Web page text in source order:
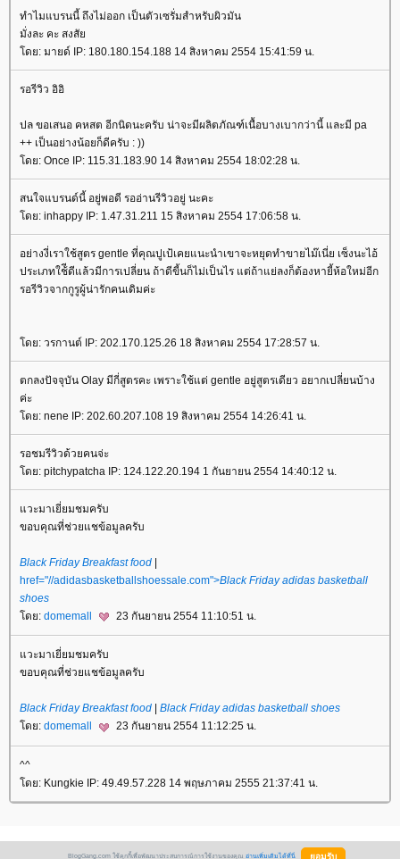
ทำไมแบรนนี้ ถึงไม่ออก เป็นตัวเซรั่มสำหรับผิวมัน
มั่งละ คะ สงสั
ดย: มายด์ IP: 180.180.154.188 14 สิงหาคม 2554 15:41:59 น.
รอรีวิว อิอิ
ปล ขอเสนอ คหสต อีกนิดนะครับ น่าจะมีผลิตภัณฑ์เนื้อบางเบากว่านี้ และมี pa
++ เป็นอย่างน้อยก็ดีครับ : ))
ดย: Once IP: 115.31.183.90 14 สิงหาคม 2554 18:02:28 น.
สนใจแบรนด์นี้ อยู่พอดี รออ่านรีวิวอยู่ นะคะ
ดย: inhappy IP: 1.47.31.211 15 สิงหาคม 2554 17:06:58 น.
อย่างงี่เราใช้สูตร gentle ที่คุณปูเป้เคยแนะนำเขาจะหยุดทำขายไม๊เนี่ย เซ็งนะไอ้
ประเภทใช้ีดีแล้วมีการเปลี่ยน ถ้าดีขี้นก็ไม่เป็นไร แต่ถ้าแย่ลงก็ต้องหายี้ห้อใหม่อีก
รอรีวิวจากกูรูผู้น่ารักคนเดิมค่ะ
ดย: วรกานต์ IP: 202.170.125.26 18 สิงหาคม 2554 17:28:57 น.
ตกลงปัจจุบัน Olay มีกี่สูตรคะ เพราะใช้แต่ gentle อยู่สูตรเดียว อยากเปลี่ยนบ้าง
ค่ะ
ดย: nene IP: 202.60.207.108 19 สิงหาคม 2554 14:26:41 น.
รอชมรีวิวด้วยคนจ่ะ
ดย: pitchypatcha IP: 124.122.20.194 1 กันยายน 2554 14:40:12 น.
วะมาเยี่ยมชมครับ
ขอบคุณที่ช่วยแชข้อมูลครับ
Black Friday Breakfast food
href="//adidasbasketballshoessale.com">Black Friday adidas basketball
shoes
ดย: domemall 23 กันยายน 2554 11:10:51 น.
วะมาเยี่ยมชมครับ
ขอบคุณที่ช่วยแชข้อมูลครับ
Black Friday Breakfast food
Black Friday adidas basketball shoes
ดย: domemall 23 กันยายน 2554 11:12:25 น.
^^
ดย: Kungkie IP: 49.49.57.228 14 พฤษภาคม 2555 21:37:41 น.
BlogGang.com ใช้คุกกี้เพื่อพัฒนาประสบการณ์การใช้งานของคุณ อ่านเพิ่มเติมได้ที่นี่